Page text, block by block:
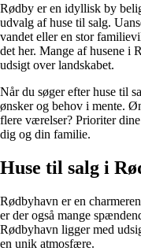
Rødby er en idyllisk by
udvalg af huse til salg.
vandet eller en stor
det her. Mange af husene i
udsigt over landskabet.
Når du søger efter huse til
ønsker og behov i mente.
flere værelser? Prioriter
dig og din familie.
Huse til salg i
Rødbyhavn er en
er der også mange
Rødbyhavn ligger med
en unik atmosfære.